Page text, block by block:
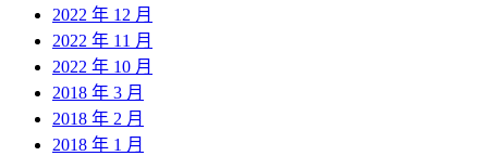
2022 年 12 月
2022 年 11 月
2022 年 10 月
2018 年 3 月
2018 年 2 月
2018 年 1 月